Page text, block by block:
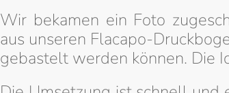
Wir bekamen ein Foto
aus unseren Flacapo-
gebastelt werden können. Die